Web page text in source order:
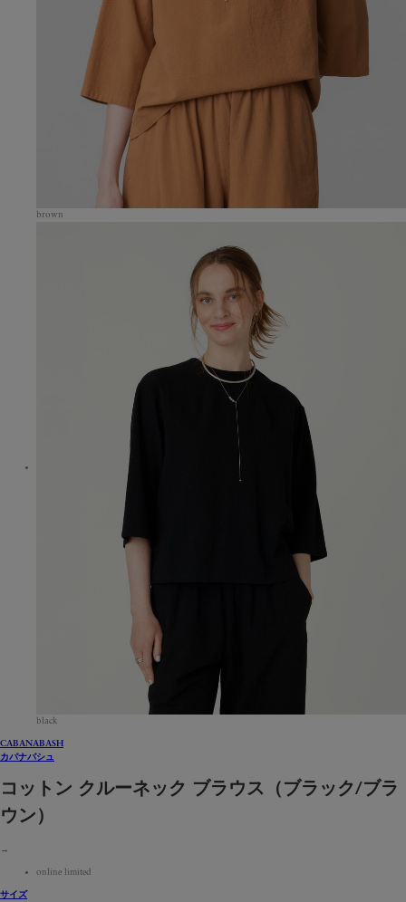
brown
black
CABANABASH
カバナバシュ
コットン クルーネック ブラウス（ブラック/ブラ
ウン）
→
online limited
サイズ